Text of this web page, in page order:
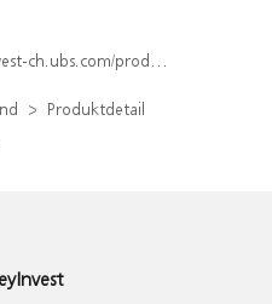
produkt/detail/index/isin/CH1565649642
Produktdetail